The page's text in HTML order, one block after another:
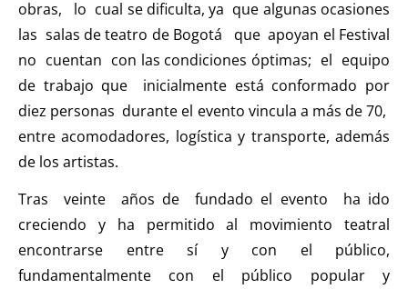
obras, lo cual se dificulta, ya que algunas ocasiones
las salas de teatro de Bogotá que apoyan el Festival
no cuentan con las condiciones óptimas; el equipo
de trabajo que inicialmente está conformado por
diez personas durante el evento vincula a más de 70,
entre acomodadores, logística y transporte, además
de los artistas.
Tras veinte años de fundado el evento ha ido
creciendo y ha permitido al movimiento teatral
encontrarse entre sí y con el público,
fundamentalmente con el público popular y